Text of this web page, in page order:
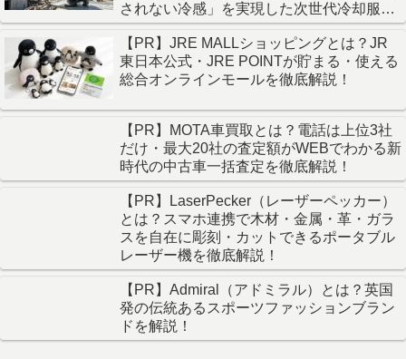
されない冷感」を実現した次世代冷却服を
徹底解説！
【PR】JRE MALLショッピングとは？JR
東日本公式・JRE POINTが貯まる・使える
総合オンラインモールを徹底解説！
【PR】MOTA車買取とは？電話は上位3社
だけ・最大20社の査定額がWEBでわかる新
時代の中古車一括査定を徹底解説！
【PR】LaserPecker（レーザーペッカー）
とは？スマホ連携で木材・金属・革・ガラ
スを自在に彫刻・カットできるポータブル
レーザー機を徹底解説！
【PR】Admiral（アドミラル）とは？英国
発の伝統あるスポーツファッションブラン
ドを解説！